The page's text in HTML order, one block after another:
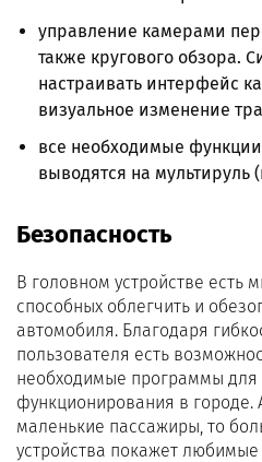
управление камерами
также кругового обзора.
настраивать интерфейс
визуальное изменение
все необходимые
выводятся на мультируль
Безопасность
В головном устройстве есть
способных облегчить и
автомобиля. Благодаря
пользователя есть
необходимые программы для
функционирования в городе.
маленькие пассажиры, то
устройства покажет